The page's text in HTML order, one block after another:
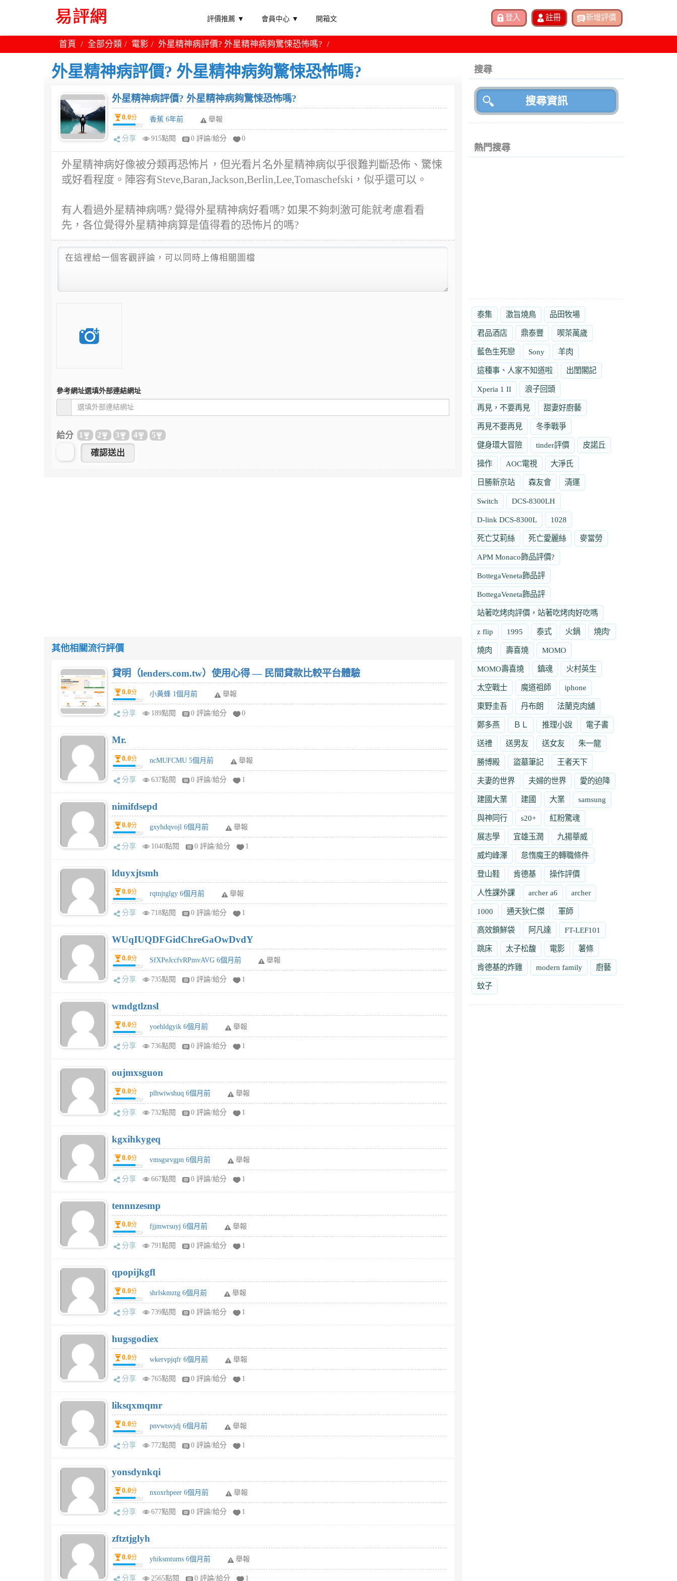
評價推薦 ▼ 會員中心 ▼ 開箱文
首頁 全部分類 電影 外星精神病評價? 外星精神病夠驚悚恐怖嗎?
外星精神病評價? 外星精神病夠驚悚恐怖嗎?
外星精神病評價? 外星精神病夠驚悚恐怖嗎?
0.0分 香蕉 6年前 舉報
分享 915點閱 0 評論/給分 0
外星精神病好像被分類再恐怖片，但光看片名外星精神病似乎很難判斷恐佈、驚悚
或好看程度。陣容有Steve,Baran,Jackson,Berlin,Lee,Tomaschefski，似乎還可以。
有人看過外星精神病嗎? 覺得外星精神病好看嗎? 如果不夠刺激可能就考慮看看
先，各位覺得外星精神病算是值得看的恐怖片的嗎?
參考網址選填外部連結網址
給分 1 2 3 4 5
其他相關流行評價
貸明（lenders.com.tw）使用心得 — 民間貸款比較平台體驗
0.0分 小黃蜂 1個月前 舉報
分享 189點閱 0 評論/給分 0
Mr.
0.0分 ncMUFCMU 5個月前 舉報
分享 637點閱 0 評論/給分 1
nimifdsepd
0.0分 gxyhdqvojl 6個月前 舉報
分享 1040點閱 0 評論/給分 1
lduyxjtsmh
0.0分 rqtnjtglgy 6個月前 舉報
分享 718點閱 0 評論/給分 1
WUqIUQDFGidChreGaOwDvdY
0.0分 SfXPeJccfvRPmvAVG 6個月前 舉報
分享 735點閱 0 評論/給分 1
wmdgtlznsl
0.0分 yoehldgyik 6個月前 舉報
分享 736點閱 0 評論/給分 1
oujmxsguon
0.0分 plhwiwshuq 6個月前 舉報
分享 732點閱 0 評論/給分 1
kgxihkygeq
0.0分 vmsgsrvgpn 6個月前 舉報
分享 667點閱 0 評論/給分 1
tennnzesmp
0.0分 fjjmwrsuyj 6個月前 舉報
分享 791點閱 0 評論/給分 1
qpopijkgfl
0.0分 shrlskmztg 6個月前 舉報
分享 739點閱 0 評論/給分 1
hugsgodiex
0.0分 wkervpjqfr 6個月前 舉報
分享 765點閱 0 評論/給分 1
liksqxmqmr
0.0分 pnvwtsvjdj 6個月前 舉報
分享 772點閱 0 評論/給分 1
yonsdynkqi
0.0分 nxoxrhpeer 6個月前 舉報
分享 677點閱 0 評論/給分 1
zftztjglyh
0.0分 yhiksmtums 6個月前 舉報
分享 2565點閱 0 評論/給分 1
搜尋
熱門搜尋
泰集 激旨燒鳥 品田牧場
君品酒店 鼎泰豐 喫茶萬歲
藍色生死戀 Sony 羊肉
這種事、人家不知道啦 出閨閣記
Xperia 1 II 浪子回頭
再見，不要再見 甜妻好廚藝
再見不要再見 冬季戰爭
健身環大冒險 tinder評價 皮諾丘
操作 AOC電視 大淨氏
日勝新京站 森友會 清運
Switch DCS-8300LH
D-link DCS-8300L 1028
死亡艾莉絲 死亡愛麗絲 麥當勞
APM Monaco飾品評價?
BottegaVeneta飾品評
BottegaVeneta飾品評
站著吃烤肉評價，站著吃烤肉好吃嗎
z flip 1995 泰式 火鍋 燒肉'
燒肉 壽喜燒 MOMO
MOMO壽喜燒 鎮魂 火村英生
太空戰士 魔道祖師 iphone
東野圭吾 丹布朗 法蘭克肉舖
鄭多燕 ＢＬ 推理小說 電子書
送禮 送男友 送女友 朱一龍
勝博殿 盜墓筆記 王者天下
夫妻的世界 夫婦的世界 愛的迫降
建國大業 建國 大業 samsung
與神同行 s20+ 紅粉驚魂
展志學 宜雄玉潤 九揚華威
威均峰澤 怠惰魔王的轉職條件
登山鞋 肯德基 操作評價
人性課外課 archer a6 archer
1000 通天狄仁傑 軍師
高效鎖鮮袋 阿凡達 FT-LEF101
跳床 太子松馥 電影 薯條
肯德基的炸雞 modern family 廚藝
蚊子